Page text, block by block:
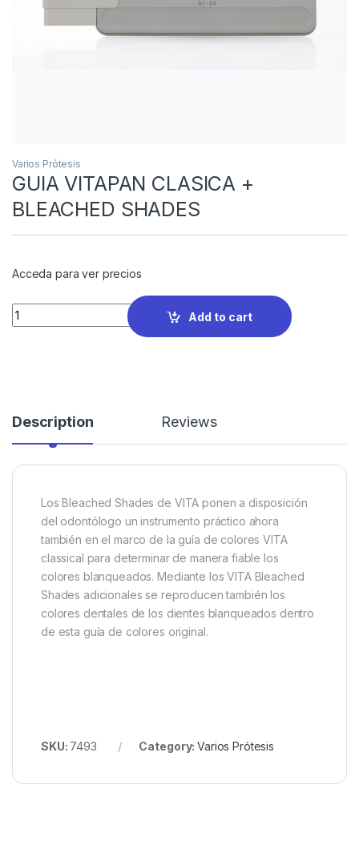
Varios Prótesis
GUIA VITAPAN CLASICA +
BLEACHED SHADES
Acceda para ver precios
Quantity
Add to cart
Description Reviews
Los Bleached Shades de VITA ponen a disposición
del odontólogo un instrumento práctico ahora
también en el marco de la guía de colores VITA
classical para determinar de manera fiable los
colores blanqueados. Mediante los VITA Bleached
Shades adicionales se reproducen también los
colores dentales de los dientes blanqueados dentro
de esta guía de colores original.
SKU: 7493 Category:Varios Prótesis